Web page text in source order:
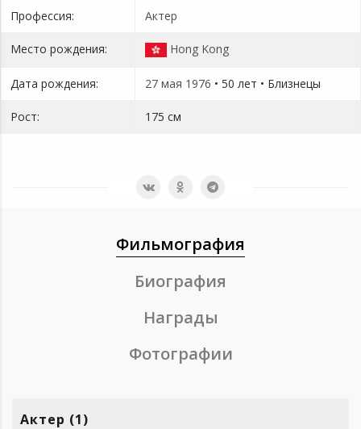
Профессия: Актер
Место рождения: Hong Kong
Дата рождения: 27 мая 1976 • 50 лет • Близнецы
Рост: 175 см
Фильмография
Биография
Награды
Фотографии
Актер (1)